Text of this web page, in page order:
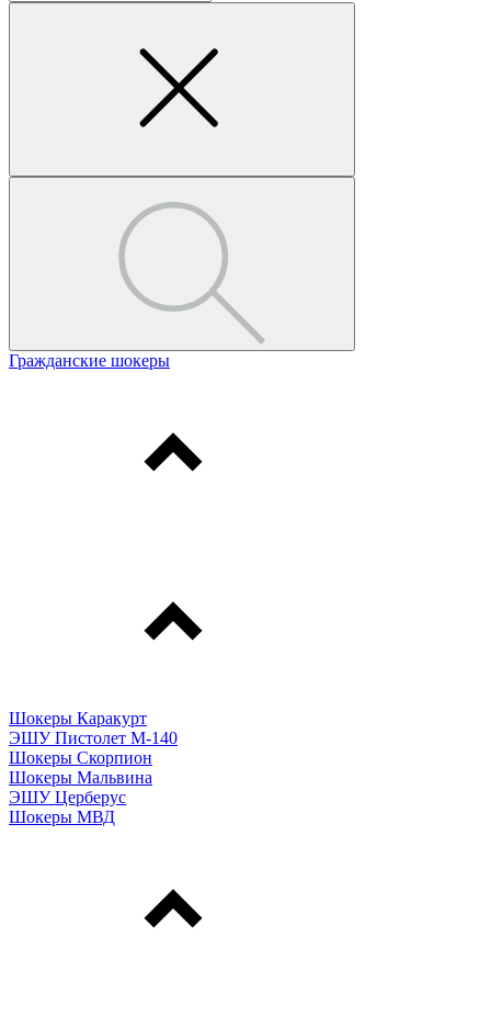
Гражданские шокеры
Шокеры Каракурт
ЭШУ Пистолет М-140
Шокеры Скорпион
Шокеры Мальвина
ЭШУ Церберус
Шокеры МВД